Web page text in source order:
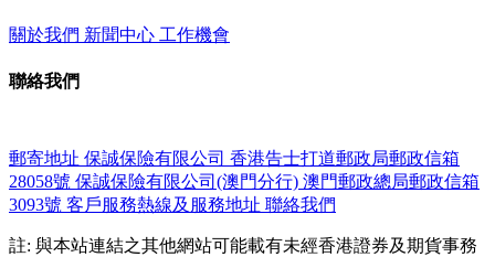
關於我們 新聞中心 工作機會
聯絡我們
郵寄地址 保誠保險有限公司 香港告士打道郵政局郵政信箱
28058號 保誠保險有限公司(澳門分行) 澳門郵政總局郵政信箱
3093號 客戶服務熱線及服務地址 聯絡我們
註: 與本站連結之其他網站可能載有未經香港證券及期貨事務